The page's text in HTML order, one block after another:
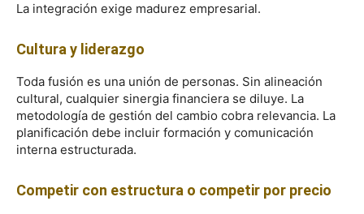
La integración exige madurez empresarial.
Cultura y liderazgo
Toda fusión es una unión de personas. Sin alineación
cultural, cualquier sinergia financiera se diluye. La
metodología de gestión del cambio cobra relevancia. La
planificación debe incluir formación y comunicación
interna estructurada.
Competir con estructura o competir por precio